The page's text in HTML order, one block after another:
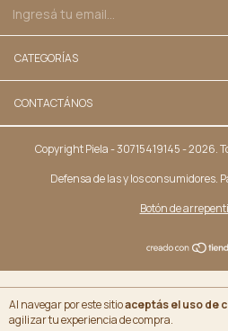
Al navegar por este sitioaceptás el uso de
agilizar tu experiencia de compra.
CATEGORÍAS
CONTACTÁNOS
Copyright Piela - 30715419145 - 2026.
Defensa de las y los consumidores.
Botón de